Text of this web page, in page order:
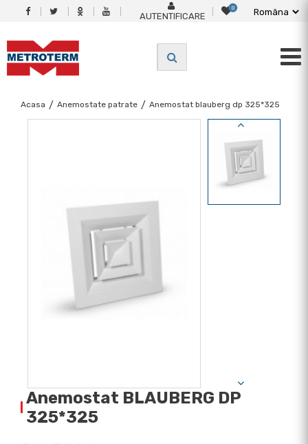
AUTENTIFICARE
0
Acasa / Anemostate patrate / Anemostat blauberg dp 325*325
Anemostat BLAUBERG DP
325*325